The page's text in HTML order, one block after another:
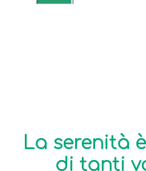
La serenità
di tanti